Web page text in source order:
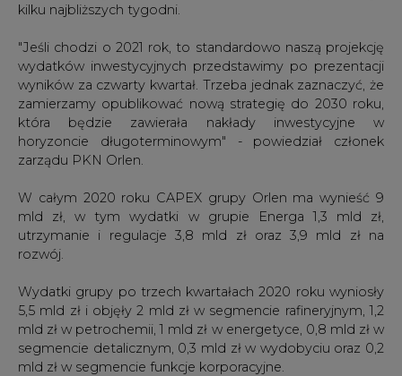
kilku najbliższych tygodni.
"Jeśli chodzi o 2021 rok, to standardowo naszą projekcję
wydatków inwestycyjnych przedstawimy po prezentacji
wyników za czwarty kwartał. Trzeba jednak zaznaczyć, że
zamierzamy opublikować nową strategię do 2030 roku,
która będzie zawierała nakłady inwestycyjne w
horyzoncie długoterminowym" - powiedział członek
zarządu PKN Orlen.
W całym 2020 roku CAPEX grupy Orlen ma wynieść 9
mld zł, w tym wydatki w grupie Energa 1,3 mld zł,
utrzymanie i regulacje 3,8 mld zł oraz 3,9 mld zł na
rozwój.
Wydatki grupy po trzech kwartałach 2020 roku wyniosły
5,5 mld zł i objęły 2 mld zł w segmencie rafineryjnym, 1,2
mld zł w petrochemii, 1 mld zł w energetyce, 0,8 mld zł w
segmencie detalicznym, 0,3 mld zł w wydobyciu oraz 0,2
mld zł w segmencie funkcje korporacyjne.